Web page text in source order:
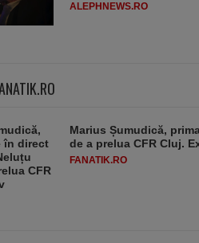
ALEPHNEWS.RO
Marius Șumudică,
de a prelua CFR Cluj.
FANATIK.RO